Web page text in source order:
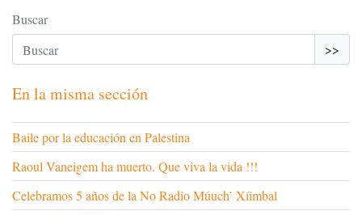
Buscar
>>
En la misma sección
Baile por la educación en Palestina
Raoul Vaneigem ha muerto. Que viva la vida !!!
Celebramos 5 años de la No Radio Múuch’ Xíimbal